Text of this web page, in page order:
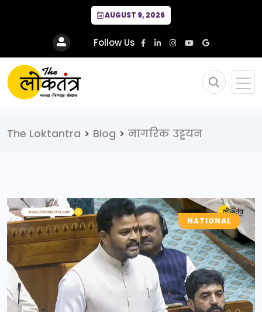
AUGUST 9, 2026
Follow Us
The Loktantra > Blog > नागरिक उड्डयन
NATIONAL